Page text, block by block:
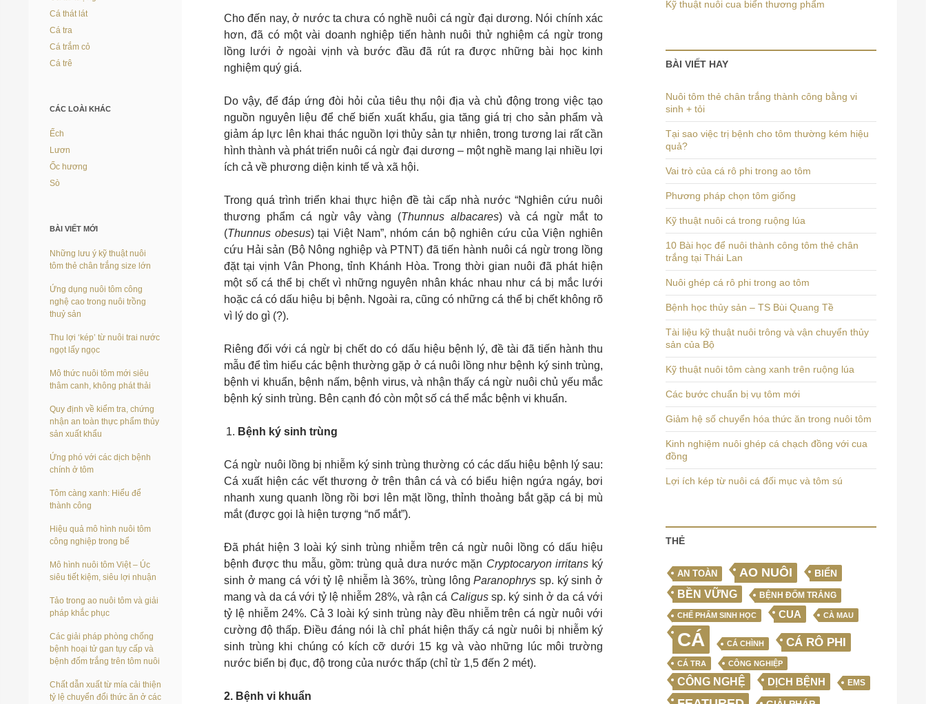
Cho đến nay, ở nước ta chưa có nghề nuôi cá ngừ đại dương. Nói chính xác
hơn, đã có một vài doanh nghiệp tiến hành nuôi thử nghiệm cá ngừ trong
lồng lưới ở ngoài vịnh và bước đầu đã rút ra được những bài học kinh
nghiệm quý giá.
Do vậy, để đáp ứng đòi hỏi của tiêu thụ nội địa và chủ động trong việc tạo
nguồn nguyên liệu để chế biến xuất khẩu, gia tăng giá trị cho sản phẩm và
giảm áp lực lên khai thác nguồn lợi thủy sản tự nhiên, trong tương lai rất cần
hình thành và phát triển nuôi cá ngừ đại dương – một nghề mang lại nhiều lợi
ích cả về phương diện kinh tế và xã hội.
Trong quá trình triển khai thực hiện đề tài cấp nhà nước “Nghiên cứu nuôi
thương phẩm cá ngừ vây vàng (Thunnus albacares) và cá ngừ mắt to
(Thunnus obesus) tại Việt Nam”, nhóm cán bộ nghiên cứu của Viện nghiên
cứu Hải sản (Bộ Nông nghiệp và PTNT) đã tiến hành nuôi cá ngừ trong lồng
đặt tại vịnh Vân Phong, tỉnh Khánh Hòa. Trong thời gian nuôi đã phát hiện
một số cá thể bị chết vì những nguyên nhân khác nhau như cá bị mắc lưới
hoặc cá có dấu hiệu bị bệnh. Ngoài ra, cũng có những cá thể bị chết không rõ
vì lý do gì (?).
Riêng đối với cá ngừ bị chết do có dấu hiệu bệnh lý, đề tài đã tiến hành thu
mẫu để tìm hiểu các bệnh thường gặp ở cá nuôi lồng như bệnh ký sinh trùng,
bệnh vi khuẩn, bệnh nấm, bệnh virus, và nhận thấy cá ngừ nuôi chủ yếu mắc
bệnh ký sinh trùng. Bên cạnh đó còn một số cá thể mắc bệnh vi khuẩn.
Bệnh ký sinh trùng
Cá ngừ nuôi lồng bị nhiễm ký sinh trùng thường có các dấu hiệu bệnh lý sau:
Cá xuất hiện các vết thương ở trên thân cá và có biểu hiện ngứa ngáy, bơi
nhanh xung quanh lồng rồi bơi lên mặt lồng, thỉnh thoảng bắt gặp cá bị mù
mắt (được gọi là hiện tượng “nổ mắt”).
Đã phát hiện 3 loài ký sinh trùng nhiễm trên cá ngừ nuôi lồng có dấu hiệu
bệnh được thu mẫu, gồm: trùng quả dưa nước mặn Cryptocaryon irritanský
sinh ở mang cá với tỷ lệ nhiễm là 36%, trùng lôngParanophrys sp. ký sinh ở
mang và da cá với tỷ lệ nhiễm 28%, và rận cá Caligussp. ký sinh ở da cá với
tỷ lệ nhiễm 24%. Cả 3 loài ký sinh trùng này đều nhiễm trên cá ngừ nuôi với
cường độ thấp. Điều đáng nói là chỉ phát hiện thấy cá ngừ nuôi bị nhiễm ký
sinh trùng khi chúng có kích cỡ dưới 15 kg và vào những lúc môi trường
nước biển bị đục, độ trong của nước thấp (chỉ từ 1,5 đến 2 mét).
2. Bệnh vi khuẩn
Kỹ thuật nuôi cua biển thương phẩm
BÀI VIẾT HAY
Nuôi tôm thẻ chân trắng thành công bằng vi
sinh + tỏi
Tại sao việc trị bệnh cho tôm thường kém hiệu
quả?
Vai trò của cá rô phi trong ao tôm
Phương pháp chọn tôm giống
Kỹ thuật nuôi cá trong ruộng lúa
10 Bài học để nuôi thành công tôm thẻ chân
trắng tại Thái Lan
Nuôi ghép cá rô phi trong ao tôm
Bệnh học thủy sản – TS Bùi Quang Tề
Tài liệu kỹ thuật nuôi trông và vận chuyển thủy
sản của Bộ
Kỹ thuật nuôi tôm càng xanh trên ruộng lúa
Các bước chuẩn bị vụ tôm mới
Giảm hệ số chuyển hóa thức ăn trong nuôi tôm
Kinh nghiệm nuôi ghép cá chạch đồng với cua
đồng
Lợi ích kép từ nuôi cá đối mục và tôm sú
THẺ
AN TOÀN AO NUÔI BIỂN
BỀN VỮNG BỆNH ĐỐM TRẮNG
CHẾ PHẨM SINH HỌC CUA CÀ MAU
CÁ CÁ CHÌNH CÁ RÔ PHI
CÁ TRA CÔNG NGHIỆP
CÔNG NGHỆ DỊCH BỆNH EMS
Cá thát lát
Cá tra
Cá trắm cỏ
Cá trê
CÁC LOÀI KHÁC
Ếch
Lươn
Ốc hương
Sò
BÀI VIẾT MỚI
Những lưu ý kỹ thuật nuôi
tôm thẻ chân trắng size lớn
Ứng dụng nuôi tôm công
nghệ cao trong nuôi trồng
thuỷ sản
Thu lợi ‘kép’ từ nuôi trai nước
ngọt lấy ngọc
Mô thức nuôi tôm mới siêu
thâm canh, không phát thải
Quy định về kiểm tra, chứng
nhận an toàn thực phẩm thủy
sản xuất khẩu
Ứng phó với các dịch bệnh
chính ở tôm
Tôm càng xanh: Hiểu để
thành công
Hiệu quả mô hình nuôi tôm
công nghiệp trong bể
Mô hình nuôi tôm Việt – Úc
siêu tiết kiệm, siêu lợi nhuận
Tảo trong ao nuôi tôm và giải
pháp khắc phục
Các giải pháp phòng chống
bệnh hoại tử gan tụy cấp và
bệnh đốm trắng trên tôm nuôi
Chất dẫn xuất từ mía cải thiện
tỷ lệ chuyển đổi thức ăn ở các